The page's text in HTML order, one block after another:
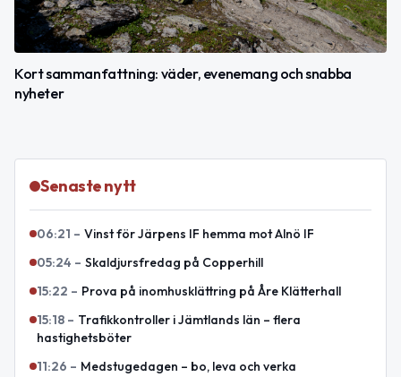
Kort sammanfattning: väder, evenemang och snabba
nyheter
Senaste nytt
06:21 – Vinst för Järpens IF hemma mot Alnö IF
05:24 – Skaldjursfredag på Copperhill
15:22 – Prova på inomhusklättring på Åre Klätterhall
15:18 – Trafikkontroller i Jämtlands län – flera
hastighetsböter
11:26 – Medstugedagen – bo, leva och verka